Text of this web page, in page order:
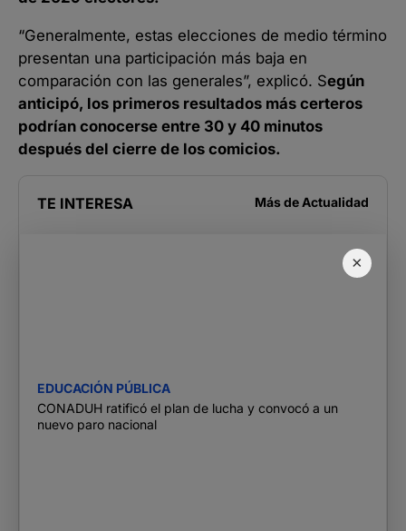
×
“Generalmente, estas elecciones de medio término
presentan una participación más baja en
comparación con las generales”, explicó. Según
anticipó, los primeros resultados más certeros
podrían conocerse entre 30 y 40 minutos
después del cierre de los comicios.
TE INTERESA Más deActualidad
EDUCACIÓN PÚBLICA
CONADUH ratificó el plan de lucha y convocó a un
nuevo paro nacional